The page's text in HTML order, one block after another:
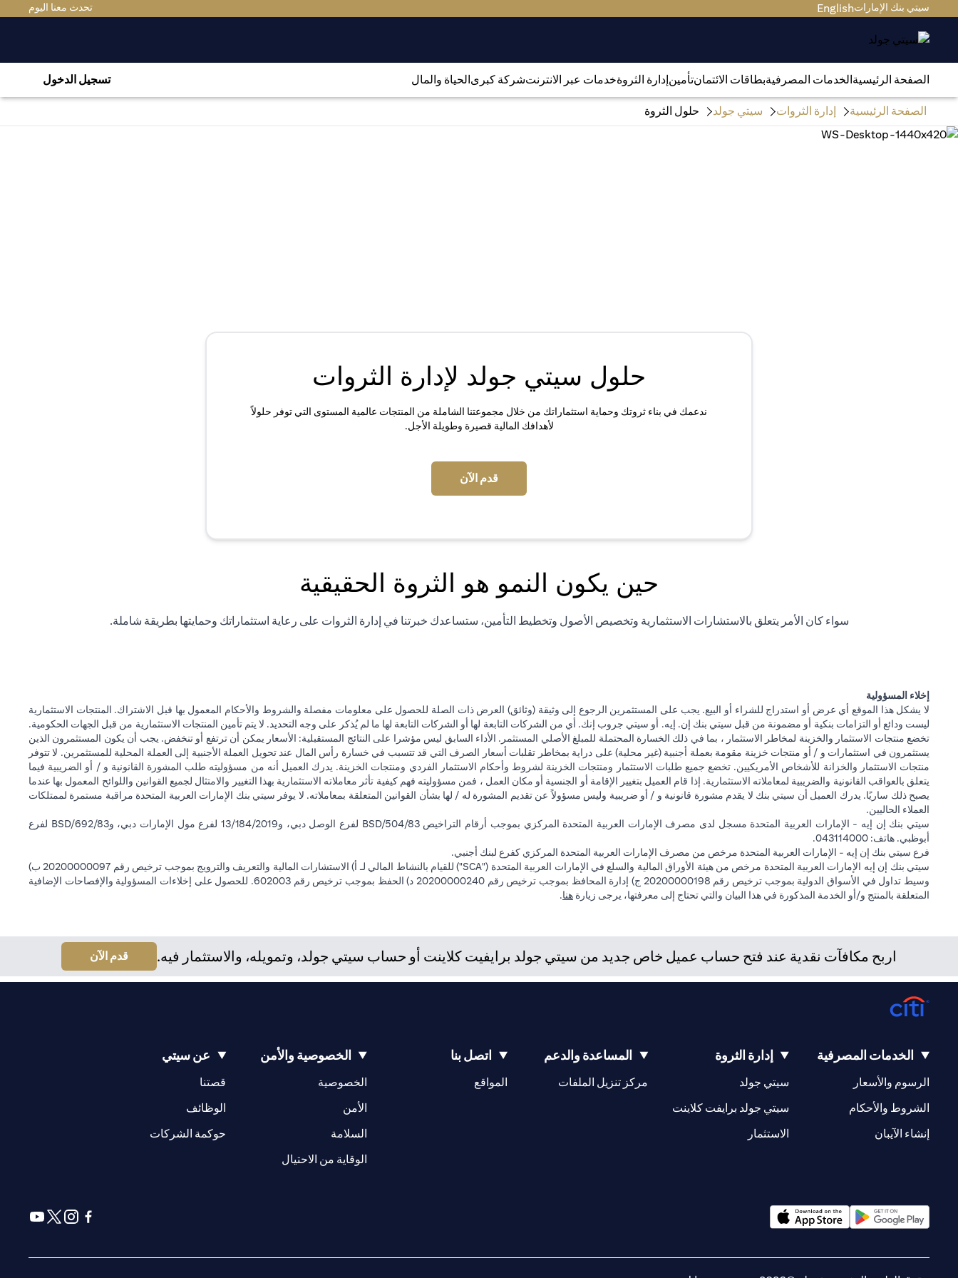
سيتي بنك الإماراتEnglish تحدث معنا اليوم
الصفحة الرئيسيةالخدمات المصرفيةبطاقات الائتمانتأمينإدارة الثروةخدمات عبر الانترنتشركة كبرىالحياة والمال تسجيل الدخول
الصفحة الرئيسية إدارة الثروات سيتي جولد حلول الثروة
حلول سيتي جولد لإدارة الثروات
ندعمك في بناء ثروتك وحماية استثماراتك من خلال مجموعتنا الشاملة من المنتجات عالمية المستوى التي توفر حلولاً
لأهدافك المالية قصيرة وطويلة الأجل.
قدم الآن
حين يكون النمو هو الثروة الحقيقية
سواء كان الأمر يتعلق بالاستشارات الاستثمارية وتخصيص الأصول وتخطيط التأمين، ستساعدك خبرتنا في إدارة الثروات على رعاية استثماراتك وحمايتها بطريقة شاملة.
إخلاء المسؤولية
لا يشكل هذا الموقع أي عرض أو استدراج للشراء أو البيع. يجب على المستثمرين الرجوع إلى وثيقة (وثائق) العرض ذات الصلة للحصول على معلومات مفصلة والشروط والأحكام المعمول بها قبل الاشتراك. المنتجات الاستثمارية
ليست ودائع أو التزامات بنكية أو مضمونة من قبل سيتي بنك إن. إيه. أو سيتي جروب إنك. أي من الشركات التابعة لها أو الشركات التابعة لها ما لم يُذكر على وجه التحديد. لا يتم تأمين المنتجات الاستثمارية من قبل الجهات الحكومية.
تخضع منتجات الاستثمار والخزينة لمخاطر الاستثمار ، بما في ذلك الخسارة المحتملة للمبلغ الأصلي المستثمر. الأداء السابق ليس مؤشرا على النتائج المستقبلية: الأسعار يمكن أن ترتفع أو تنخفض. يجب أن يكون المستثمرون الذين
يستثمرون في استثمارات و / أو منتجات خزينة مقومة بعملة أجنبية (غير محلية) على دراية بمخاطر تقلبات أسعار الصرف التي قد تتسبب في خسارة رأس المال عند تحويل العملة الأجنبية إلى العملة المحلية للمستثمرين. لا تتوفر
منتجات الاستثمار والخزانة للأشخاص الأمريكيين. تخضع جميع طلبات الاستثمار ومنتجات الخزينة لشروط وأحكام الاستثمار الفردي ومنتجات الخزينة. يدرك العميل أنه من مسؤوليته طلب المشورة القانونية و / أو الضريبية فيما
يتعلق بالعواقب القانونية والضريبية لمعاملاته الاستثمارية. إذا قام العميل بتغيير الإقامة أو الجنسية أو مكان العمل ، فمن مسؤوليته فهم كيفية تأثر معاملاته الاستثمارية بهذا التغيير والامتثال لجميع القوانين واللوائح المعمول بها عندما
يصبح ذلك ساريًا. يدرك العميل أن سيتي بنك لا يقدم مشورة قانونية و / أو ضريبية وليس مسؤولاً عن تقديم المشورة له / لها بشأن القوانين المتعلقة بمعاملاته. لا يوفر سيتي بنك الإمارات العربية المتحدة مراقبة مستمرة لممتلكات
العملاء الحاليين.
سيتي بنك إن إيه - الإمارات العربية المتحدة مسجل لدى مصرف الإمارات العربية المتحدة المركزي بموجب أرقام التراخيص BSD/504/83 لفرع الوصل دبي، و13/184/2019 لفرع مول الإمارات دبي، وBSD/692/83 لفرع
أبوظبي. هاتف: 043114000.
فرع سيتي بنك إن إيه - الإمارات العربية المتحدة مرخص من مصرف الإمارات العربية المتحدة المركزي كفرع لبنك أجنبي.
سيتي بنك إن إيه الإمارات العربية المتحدة مرخص من هيئة الأوراق المالية والسلع في الإمارات العربية المتحدة ("SCA") للقيام بالنشاط المالي لـ أ) الاستشارات المالية والتعريف والترويج بموجب ترخيص رقم 20200000097 ب)
وسيط تداول في الأسواق الدولية بموجب ترخيص رقم 20200000198 ج) إدارة المحافظ بموجب ترخيص رقم 20200000240 د) الحفظ بموجب ترخيص رقم 602003. للحصول على إخلاءات المسؤولية والإفصاحات الإضافية
المتعلقة بالمنتج و/أو الخدمة المذكورة في هذا البيان والتي تحتاج إلى معرفتها، يرجى زيارة هنا.
اربح مكافآت نقدية عند فتح حساب عميل خاص جديد من سيتي جولد برايفيت كلاينت أو حساب سيتي جولد، وتمويله، والاستثمار فيه. قدم الآن
الخدمات المصرفية
الرسوم والأسعار
الشروط والأحكام
إنشاء الآيبان
إدارة الثروة
سيتي جولد
سيتي جولد برايفت كلاينت
الاستثمار
المساعدة والدعم
مركز تنزيل الملفات
اتصل بنا
المواقع
(opens in a new tab)
الخصوصية والأمن
الخصوصية
الأمن
السلامة
الوقاية من الاحتيال
عن سيتي
قصتنا
(opens in a new tab)
الوظائف
(opens in a new tab)
حوكمة الشركات
(opens in a new tab)